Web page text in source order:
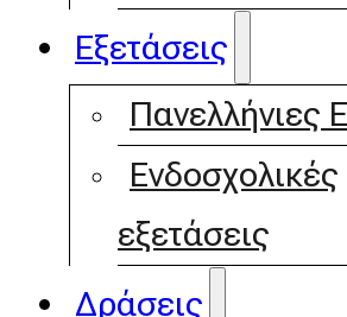
Εξετάσεις
Πανελλήνιες
Ενδοσχολικές
εξετάσεις
Δράσεις